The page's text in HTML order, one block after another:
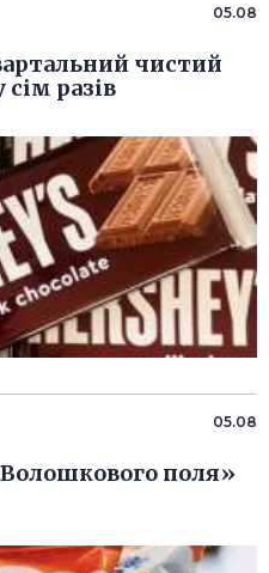
05.08
чистий
разів
05.08
поля»